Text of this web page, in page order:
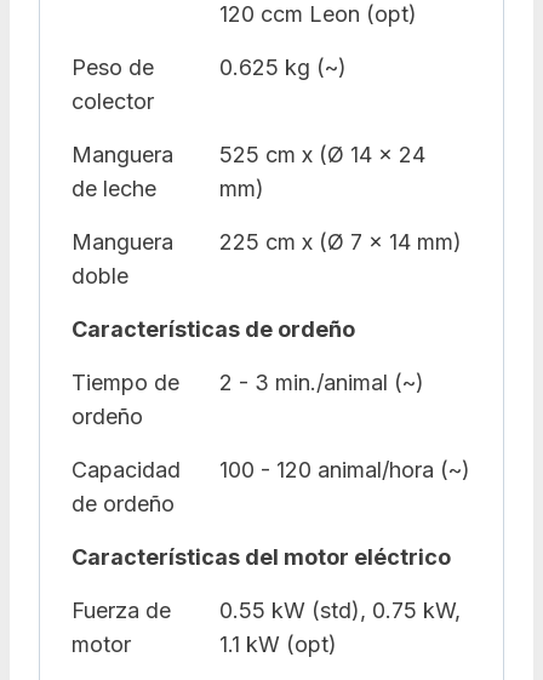
120 ccm Leon (opt)
Peso de
colector
0.625 kg (~)
Manguera
de leche
525 cm x (Ø 14 x 24
mm)
Manguera
doble
225 cm x (Ø 7 x 14 mm)
Características de ordeño
Tiempo de
ordeño
2 - 3 min./animal (~)
Capacidad
de ordeño
100 - 120 animal/hora (~)
Características del motor eléctrico
Fuerza de
motor
0.55 kW (std), 0.75 kW,
1.1 kW (opt)